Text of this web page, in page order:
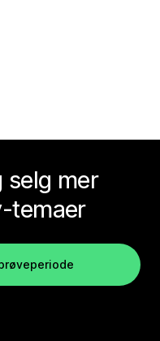
selg mer
temaer